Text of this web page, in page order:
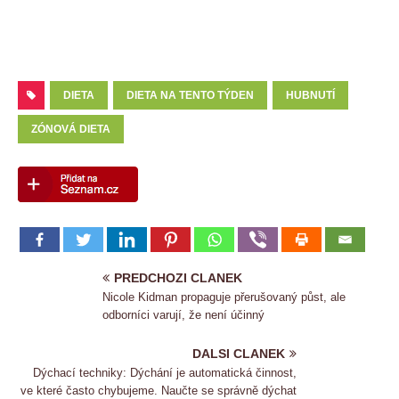
DIETA DIETA NA TENTO TÝDEN HUBNUTÍ
ZÓNOVÁ DIETA
PREDCHOZI CLANEK
Nicole Kidman propaguje přerušovaný půst, ale
odborníci varují, že není účinný
DALSI CLANEK
Dýchací techniky: Dýchání je automatická činnost,
ve které často chybujeme. Naučte se správně dýchat